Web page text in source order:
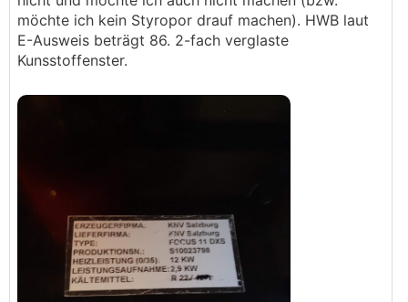
möchte ich kein Styropor drauf machen). HWB laut
E-Ausweis beträgt 86. 2-fach verglaste
Kunsstoffenster.